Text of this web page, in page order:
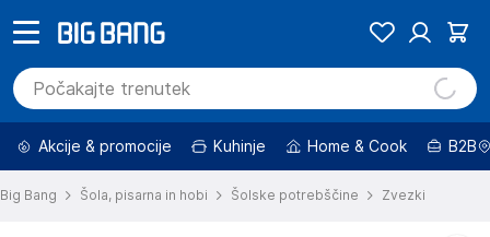
Akcije & promocije Kuhinje Home & Cook B2B
Big Bang Šola, pisarna in hobi Šolske potrebščine Zvezki